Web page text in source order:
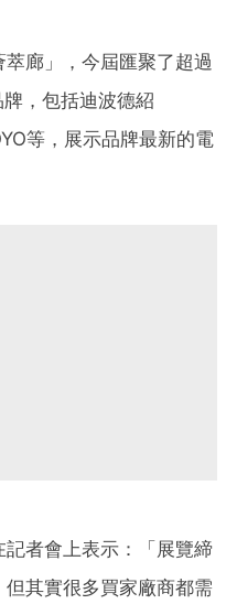
廊」，今屆匯聚了超過
，包括迪波德紹
等，展示品牌最新的電
者會上表示：「展覽締
其實很多買家廠商都需